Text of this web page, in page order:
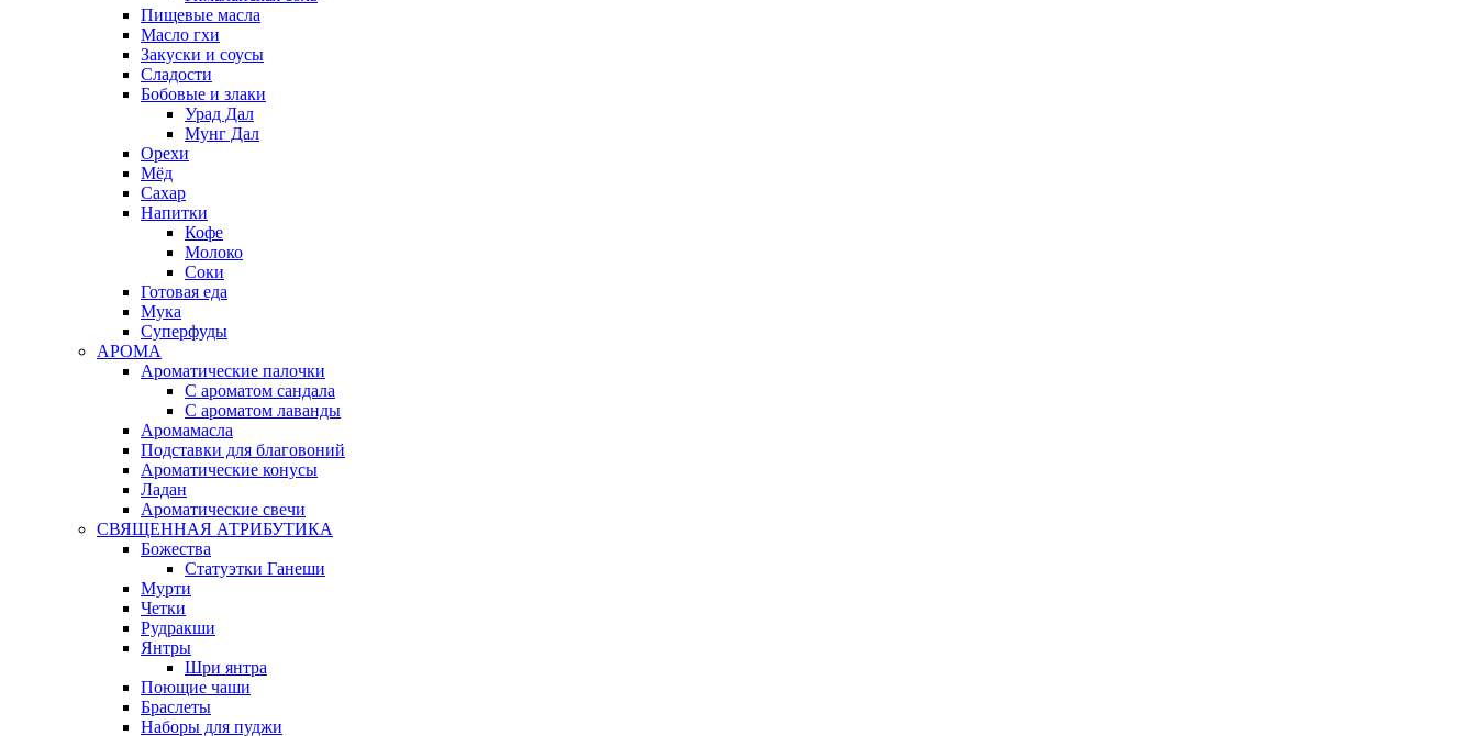
Пищевые масла
Масло гхи
Закуски и соусы
Сладости
Бобовые и злаки
Урад Дал
Мунг Дал
Орехи
Мёд
Сахар
Напитки
Кофе
Молоко
Соки
Готовая еда
Мука
Суперфуды
АРОМА
Ароматические палочки
С ароматом сандала
С ароматом лаванды
Аромамасла
Подставки для благовоний
Ароматические конусы
Ладан
Ароматические свечи
СВЯЩЕННАЯ АТРИБУТИКА
Божества
Статуэтки Ганеши
Мурти
Четки
Рудракши
Янтры
Шри янтра
Поющие чаши
Браслеты
Наборы для пуджи